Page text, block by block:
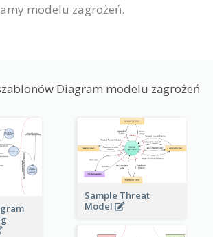
modelu zagrożeń.
Diagram modelu zagrożeń
Sample Threat
Model